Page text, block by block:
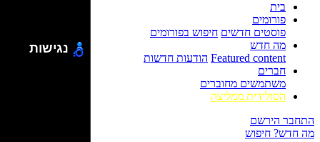
בית
פורומים
פוסטים חדשים חיפוש בפורומים
מה חדש
Featured content הודעות חדשות
חברים
משתמשים מחוברים
הסולידית ממליצה
התחבר הירשם
מה חדש? חיפוש
נגישות